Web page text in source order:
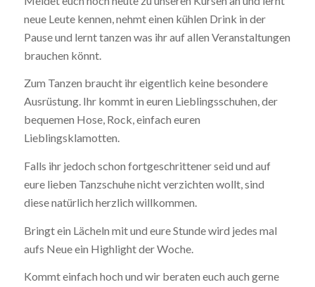
neue Leute kennen, nehmt einen kühlen Drink in der
Pause und lernt tanzen was ihr auf allen Veranstaltungen
brauchen könnt.
Zum Tanzen braucht ihr eigentlich keine besondere
Ausrüstung. Ihr kommt in euren Lieblingsschuhen, der
bequemen Hose, Rock, einfach euren
Lieblingsklamotten.
Falls ihr jedoch schon fortgeschrittener seid und auf
eure lieben Tanzschuhe nicht verzichten wollt, sind
diese natürlich herzlich willkommen.
Bringt ein Lächeln mit und eure Stunde wird jedes mal
aufs Neue ein Highlight der Woche.
Kommt einfach hoch und wir beraten euch auch gerne